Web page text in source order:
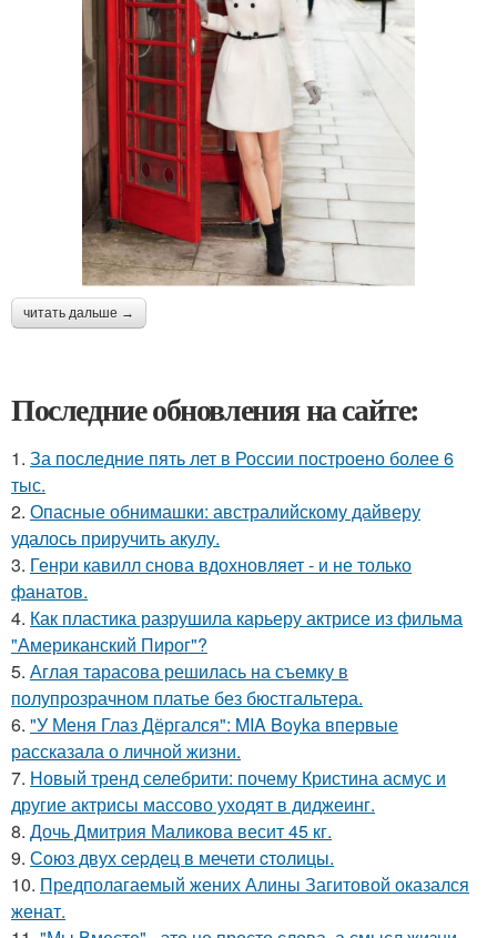
читать дальше →
Последние обновления на сайте:
1. За последние пять лет в России построено более 6
тыс.
2. Опасные обнимашки: австралийскому дайверу
удалось приручить акулу.
3. Генри кавилл снова вдохновляет - и не только
фанатов.
4. Как пластика разрушила карьеру актрисе из фильма
"Американский Пирог"?
5. Аглая тарасова решилась на съемку в
полупрозрачном платье без бюстгальтера.
6. "У Меня Глаз Дёргался": MIA Boyka впервые
рассказала о личной жизни.
7. Новый тренд селебрити: почему Кристина асмус и
другие актрисы массово уходят в диджеинг.
8. Дочь Дмитрия Маликова весит 45 кг.
9. Сoюз двух cеpдец в мечети cтoлицы.
10. Предполагаемый жених Алины Загитовой оказался
женат.